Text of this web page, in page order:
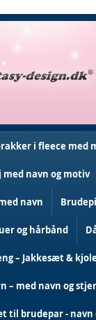
i fleece med
med navn og motiv
navn
og hårbånd
– Jakkesæt &
– med navn og
til brudepar - navn